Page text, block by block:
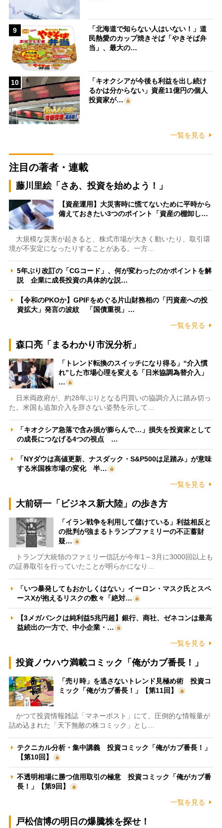
9
「北海道で知らない人はいない！」道
民熱愛のカップ焼きそば「やきそば弁
当」、最大の…
10
「キオクシアが今後も利益を出し続け
るかは分からない」資産11億円の個人
投資家が…
一覧を見る
注目の著者・連載
藤川里絵「さあ、投資を始めよう！」
【資産運用】大災害時に慌てないために平時から
備えておきたい3つのポイント「資産の棚卸し…
大規模な災害が起きると、株式市場が大きく動いたり、取引環
境が不安定になったりすることがある。一方…
5年ぶり改訂の「CGコード」、何が変わったのかポイントを解
説 企業に成長投資の具体的な説…
【令和のPKOか】GPIFをめぐる片山財務相の「円資産への投
資拡大」発言の波紋 「国債重視」…
一覧を見る
森口亮「まるわかり市況分析」
「トレンド転換のスイッチになり得る」“介入慣
れ”した市場心理を変える「日米協調為替介入」
…
日米両政府が、約28年ぶりとなる円買いの協調介入に踏み切っ
た。米国も追加介入を辞さない姿勢を示して…
「キオクシア急落で含み損が膨らんで…」損失を投資家として
の成長につなげる4つの視点 …
「NYダウは高値更新、ナスダック・S&P500は足踏み」が意味
する米国株市場の変化 半…
一覧を見る
大前研一「ビジネス新大陸」の歩き方
「イラン戦争を利用して儲けている」利益相反と
の批判が強まるトランプファミリーの不正蓄財
疑…
トランプ大統領のファミリー信託が今年1～3月に3000回以上も
の証券取引を行っていたことが明らかになり…
「いつ暴発してもおかしくはない」イーロン・マスク氏とスペ
ースXが抱えるリスクの数々「絶対…
【3メガバンクは純利益5兆円超】銀行、商社、ゼネコンは最高
益続出の一方で、中小企業・…
一覧を見る
投資ノウハウ満載コミック「俺がカブ番長！」
「売り時」を逃さないトレンド見極め術 投資コ
ミック「俺がカブ番長！」【第11回】
かつて投資情報雑誌「マネーポスト」にて、圧倒的な情報量が
詰め込まれた「天下無敵の株コミック」とし…
テクニカル分析・集中講義 投資コミック「俺がカブ番長！」
【第10回】
不透明相場に勝つ信用取引の極意 投資コミック「俺がカブ番
長！」【第9回】
一覧を見る
戸松信博の明日の爆騰株を探せ！